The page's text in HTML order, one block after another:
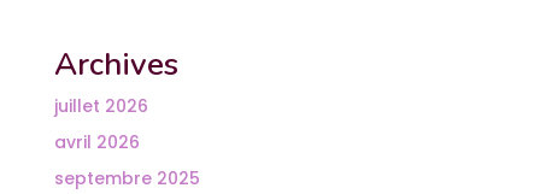
Archives
juillet 2026
avril 2026
septembre 2025